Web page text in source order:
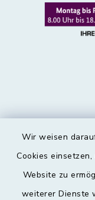
Wir weisen
Cookies
Website zu
weiterer Dienste